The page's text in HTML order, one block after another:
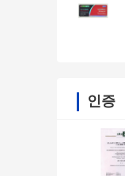
인증